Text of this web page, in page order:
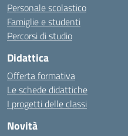
Personale scolastico
Famiglie e studenti
Percorsi di studio
Didattica
Offerta formativa
Le schede didattiche
I progetti delle classi
Novità